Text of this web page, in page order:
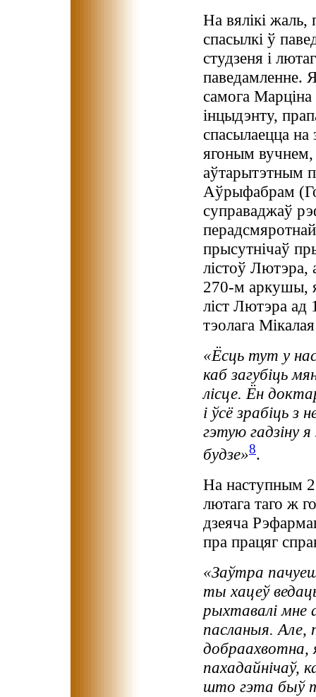
На вялікі жаль,
спасылкі ў
студзеня і
паведамленне.
самога
інцыдэнту,
спасылаецца
ягоным
аўтарытэтным
Аўрыфабрам
суправаджаў
прысутнічаў
лістоў Лютэра,
270-м аркушы,
ліст Лютэра ад
тэолага
«Ёсць тут у
каб загубіць
лісце. Ён
і ўсё зрабіць
гэтую гадзіну
будзе»8.
На наступным
лютага таго ж
дзеяча
пра працяг
«Заўтра
ты хацеў
рыхтавалі мне
пасланыя. Але,
добраахвотна,
пахадайнічаў,
што гэта быў